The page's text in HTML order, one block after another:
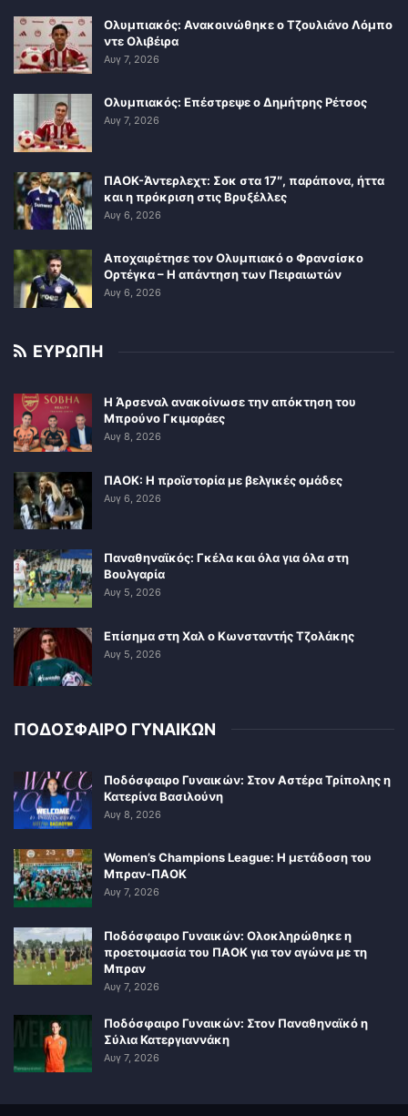
Ολυμπιακός: Ανακοινώθηκε ο Τζουλιάνο Λόμπο
ντε Ολιβέιρα
Αυγ 7, 2026
Ολυμπιακός: Επέστρεψε ο Δημήτρης Ρέτσος
Αυγ 7, 2026
ΠΑΟΚ-Άντερλεχτ: Σοκ στα 17″, παράπονα, ήττα
και η πρόκριση στις Βρυξέλλες
Αυγ 6, 2026
Αποχαιρέτησε τον Ολυμπιακό ο Φρανσίσκο
Ορτέγκα – Η απάντηση των Πειραιωτών
Αυγ 6, 2026
ΕΥΡΩΠΗ
Η Άρσεναλ ανακοίνωσε την απόκτηση του
Μπρούνο Γκιμαράες
Αυγ 8, 2026
ΠΑΟΚ: Η προϊστορία με βελγικές ομάδες
Αυγ 6, 2026
Παναθηναϊκός: Γκέλα και όλα για όλα στη
Βουλγαρία
Αυγ 5, 2026
Επίσημα στη Χαλ ο Κωνσταντής Τζολάκης
Αυγ 5, 2026
ΠΟΔΟΣΦΑΙΡΟ ΓΥΝΑΙΚΩΝ
Ποδόσφαιρο Γυναικών: Στον Αστέρα Τρίπολης η
Κατερίνα Βασιλούνη
Αυγ 8, 2026
Women’s Champions League: Η μετάδοση του
Μπραν-ΠΑΟΚ
Αυγ 7, 2026
Ποδόσφαιρο Γυναικών: Ολοκληρώθηκε η
προετοιμασία του ΠΑΟΚ για τον αγώνα με τη
Μπραν
Αυγ 7, 2026
Ποδόσφαιρο Γυναικών: Στον Παναθηναϊκό η
Σύλια Κατεργιαννάκη
Αυγ 7, 2026